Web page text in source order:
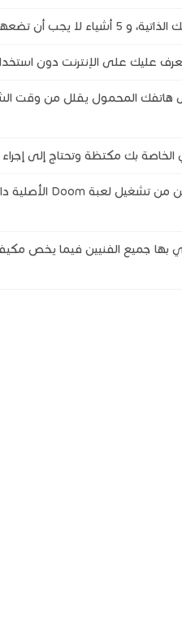
عليك على الإنترنت دون
المحمول يقلل من وقت
بك مكتظة وتحتاج إلى إجراء
بها جميع الفنيين فيما يخص